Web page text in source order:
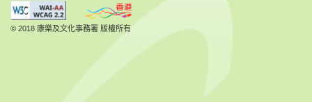
© 2018 康樂及文化事務署 版權所有